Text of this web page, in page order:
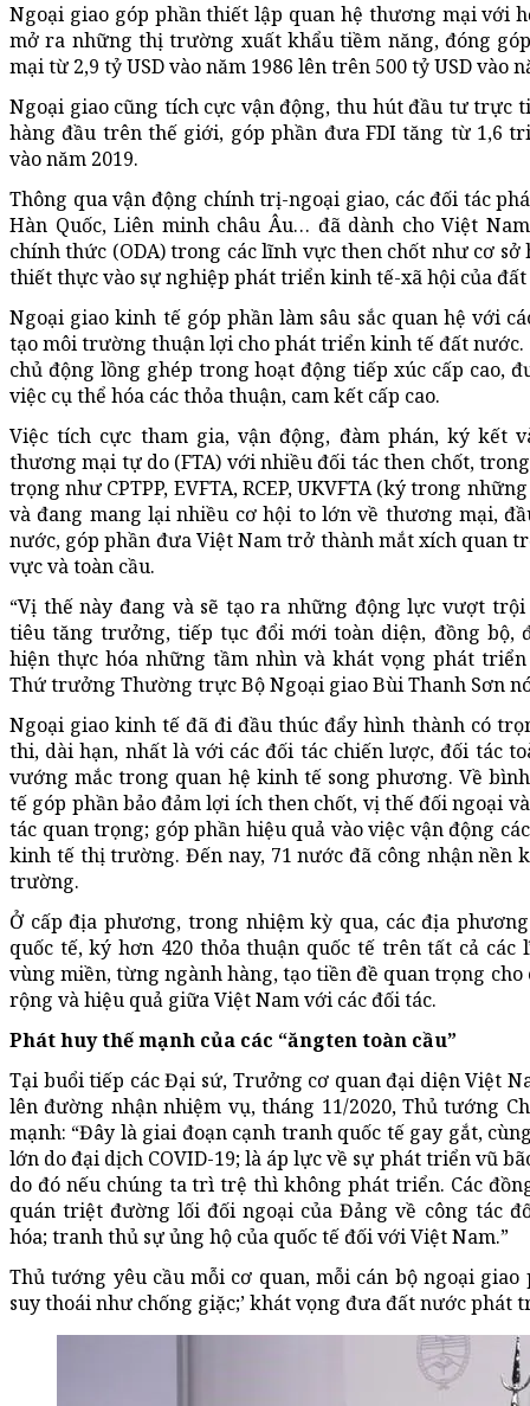
Ngoại giao góp phần thiết lập quan hệ thương mại với
mở ra những thị trường xuất khẩu tiềm năng, đóng
mại từ 2,9 tỷ USD vào năm 1986 lên trên 500 tỷ USD vào
Ngoại giao cũng tích cực vận động, thu hút đầu tư trực
hàng đầu trên thế giới, góp phần đưa FDI tăng từ 1,6
vào năm 2019.
Thông qua vận động chính trị-ngoại giao, các đối tác
Hàn Quốc, Liên minh châu Âu… đã dành cho Việt
chính thức (ODA) trong các lĩnh vực then chốt như cơ
thiết thực vào sự nghiệp phát triển kinh tế-xã hội của
Ngoại giao kinh tế góp phần làm sâu sắc quan hệ với
tạo môi trường thuận lợi cho phát triển kinh tế đất nước.
chủ động lồng ghép trong hoạt động tiếp xúc cấp cao,
việc cụ thể hóa các thỏa thuận, cam kết cấp cao.
Việc tích cực tham gia, vận động, đàm phán, ký kết
thương mại tự do (FTA) với nhiều đối tác then chốt,
trọng như CPTPP, EVFTA, RCEP, UKVFTA (ký trong
và đang mang lại nhiều cơ hội to lớn về thương mại,
nước, góp phần đưa Việt Nam trở thành mắt xích quan
vực và toàn cầu.
“Vị thế này đang và sẽ tạo ra những động lực vượt
tiêu tăng trưởng, tiếp tục đổi mới toàn diện, đồng bộ,
hiện thực hóa những tầm nhìn và khát vọng phát
Thứ trưởng Thường trực Bộ Ngoại giao Bùi Thanh Sơn
Ngoại giao kinh tế đã đi đầu thúc đẩy hình thành có
thi, dài hạn, nhất là với các đối tác chiến lược, đối tác
vướng mắc trong quan hệ kinh tế song phương. Về
tế góp phần bảo đảm lợi ích then chốt, vị thế đối ngoại
tác quan trọng; góp phần hiệu quả vào việc vận động
kinh tế thị trường. Đến nay, 71 nước đã công nhận nền
trường.
Ở cấp địa phương, trong nhiệm kỳ qua, các địa
quốc tế, ký hơn 420 thỏa thuận quốc tế trên tất cả
vùng miền, từng ngành hàng, tạo tiền đề quan trọng cho
rộng và hiệu quả giữa Việt Nam với các đối tác.
Phát huy thế mạnh của các “ăngten toàn cầu”
Tại buổi tiếp các Đại sứ, Trưởng cơ quan đại diện Việt
lên đường nhận nhiệm vụ, tháng 11/2020, Thủ tướng
mạnh: “Đây là giai đoạn cạnh tranh quốc tế gay gắt,
lớn do đại dịch COVID-19; là áp lực về sự phát triển vũ
do đó nếu chúng ta trì trệ thì không phát triển. Các
quán triệt đường lối đối ngoại của Đảng về công tác
hóa; tranh thủ sự ủng hộ của quốc tế đối với Việt Nam.”
Thủ tướng yêu cầu mỗi cơ quan, mỗi cán bộ ngoại giao
suy thoái như chống giặc;’ khát vọng đưa đất nước phát